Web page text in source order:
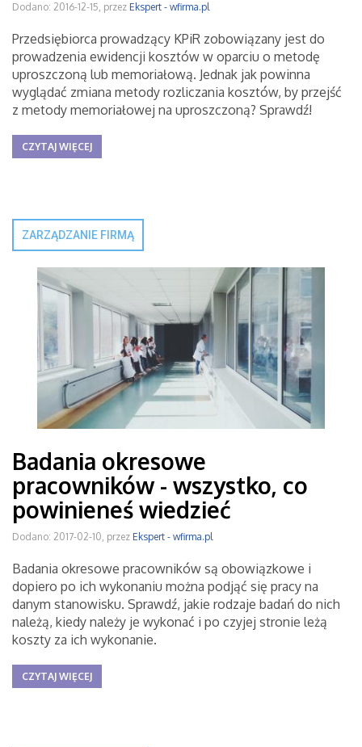
Dodano: 2016-12-15, przez Ekspert - wfirma.pl
Przedsiębiorca prowadzący KPiR zobowiązany jest do
prowadzenia ewidencji kosztów w oparciu o metodę
uproszczoną lub memoriałową. Jednak jak powinna
wyglądać zmiana metody rozliczania kosztów, by przejść
z metody memoriałowej na uproszczoną? Sprawdź!
CZYTAJ WIĘCEJ
ZARZĄDZANIE FIRMĄ
Badania okresowe
pracowników - wszystko, co
powinieneś wiedzieć
Dodano: 2017-02-10, przez Ekspert - wfirma.pl
Badania okresowe pracowników są obowiązkowe i
dopiero po ich wykonaniu można podjąć się pracy na
danym stanowisku. Sprawdź, jakie rodzaje badań do nich
należą, kiedy należy je wykonać i po czyjej stronie leżą
koszty za ich wykonanie.
CZYTAJ WIĘCEJ